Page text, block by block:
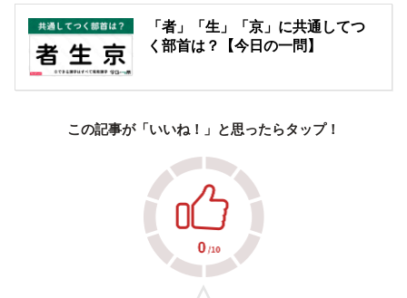
「者」「生」「京」に共通してつ
く部首は？【今日の一問】
この記事が「いいね！」と思ったらタップ！